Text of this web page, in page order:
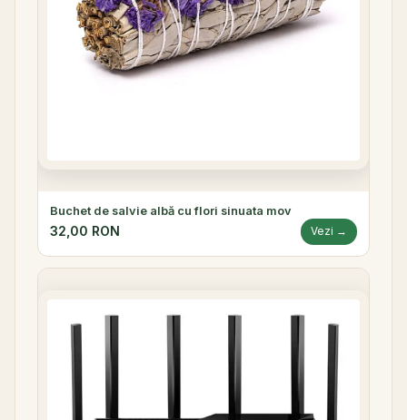
Buchet de salvie albă cu flori sinuata mov
32,00 RON Vezi →